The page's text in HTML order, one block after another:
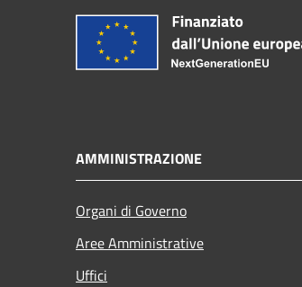
AMMINISTRAZIONE
Organi di Governo
Aree Amministrative
Uffici